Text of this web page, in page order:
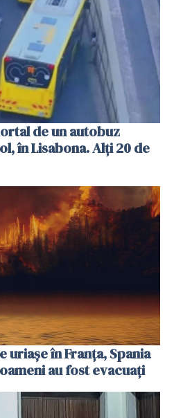
de un autobuz
în Lisabona. Alți 20 de
în Franța, Spania
au fost evacuați